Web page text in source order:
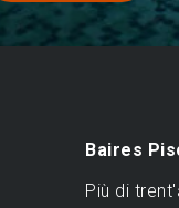
Baires
Più di